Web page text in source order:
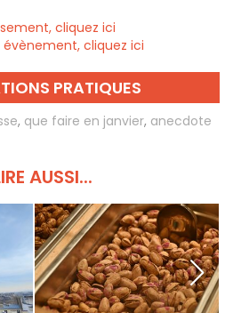
cliquez ici
cliquez ici
PRATIQUES
, que faire en janvier, anecdote
AUSSI...